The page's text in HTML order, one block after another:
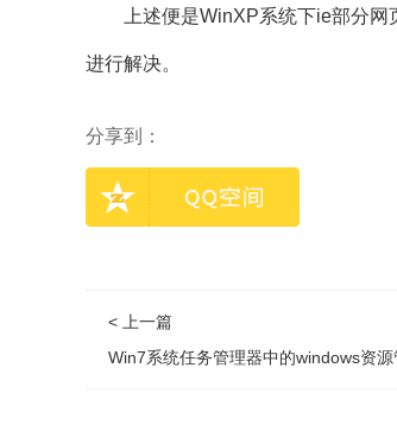
上述便是WinXP系统下ie部分网
进行解决。
分享到：
< 上一篇